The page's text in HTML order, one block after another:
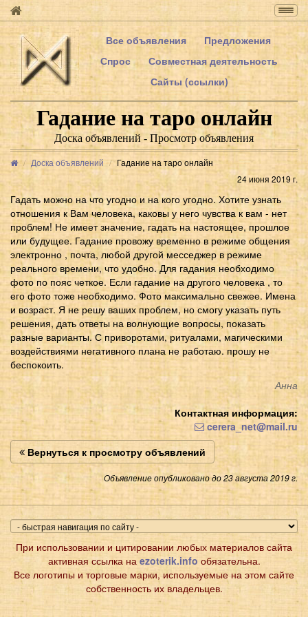
Все объявления
Предложения
Спрос
Совместная деятельность
Сайты (ссылки)
Гадание на таро онлайн
Доска объявлений - Просмотр объявления
Доска объявлений
Гадание на таро онлайн
24 июня 2019 г.
Гадать можно на что угодно и на кого угодно. Хотите узнать
отношения к Вам человека, каковы у него чувства к вам - нет
проблем! Не имеет значение, гадать на настоящее, прошлое
или будущее. Гадание провожу временно в режиме общения
электронно , почта, любой другой месседжер в режиме
реального времени, что удобно. Для гадания необходимо
фото по пояс четкое. Если гадание на другого человека , то
его фото тоже необходимо. Фото максимально свежее. Имена
и возраст. Я не решу ваших проблем, но смогу указать путь
решения, дать ответы на волнующие вопросы, показать
разные варианты. С приворотами, ритуалами, магическими
воздействиями негативного плана не работаю. прошу не
беспокоить.
Анна
Контактная информация:
cerera_net@mail.ru
Вернуться к просмотру объявлений
Объявление опубликовано до 23 августа 2019 г.
При использовании и цитировании любых материалов сайта
активная ссылка на ezoterik.info обязательна.
Все логотипы и торговые марки, используемые на этом сайте
собственность их владельцев.